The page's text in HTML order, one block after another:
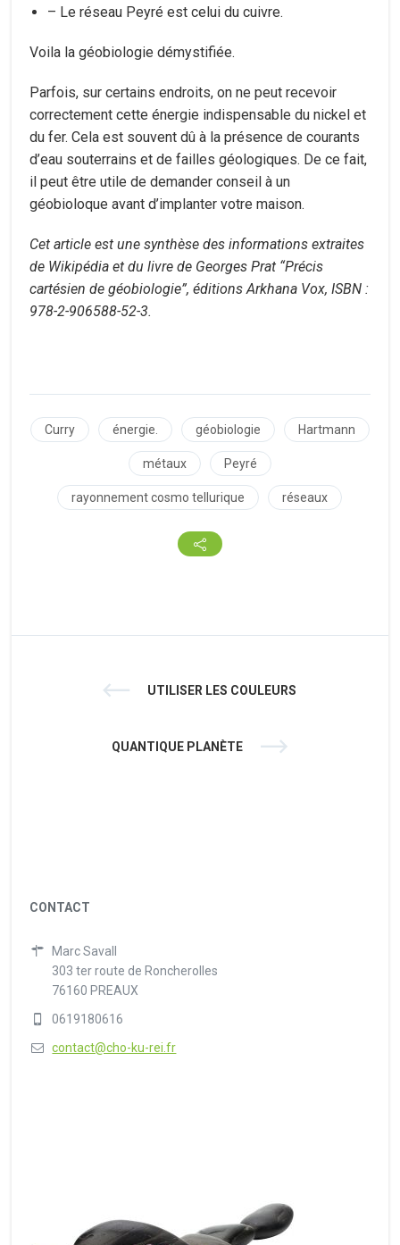
– Le réseau Peyré est celui du cuivre.
Voila la géobiologie démystifiée.
Parfois, sur certains endroits, on ne peut recevoir
correctement cette énergie indispensable du nickel et
du fer. Cela est souvent dû à la présence de courants
d’eau souterrains et de failles géologiques. De ce fait,
il peut être utile de demander conseil à un
géobioloque avant d’implanter votre maison.
Cet article est une synthèse des informations extraites
de Wikipédia et du livre de Georges Prat “Précis
cartésien de géobiologie”, éditions Arkhana Vox, ISBN :
978-2-906588-52-3.
Curry énergie. géobiologie Hartmann
métaux Peyré
rayonnement cosmo tellurique réseaux
UTILISER LES COULEURS
QUANTIQUE PLANÈTE
CONTACT
Marc Savall
303 ter route de Roncherolles
76160 PREAUX
0619180616
contact@cho-ku-rei.fr